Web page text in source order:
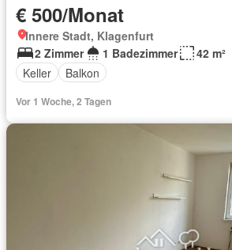
€ 500/Monat
Innere Stadt, Klagenfurt
2 Zimmer
1 Badezimmer
42 m²
Keller
Balkon
Vor 1 Woche, 2 Tagen